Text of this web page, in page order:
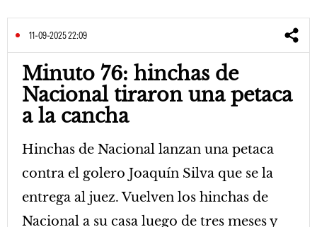
11-09-2025 22:09
Minuto 76: hinchas de
Nacional tiraron una petaca
a la cancha
Hinchas de Nacional lanzan una petaca
contra el golero Joaquín Silva que se la
entrega al juez. Vuelven los hinchas de
Nacional a su casa luego de tres meses y